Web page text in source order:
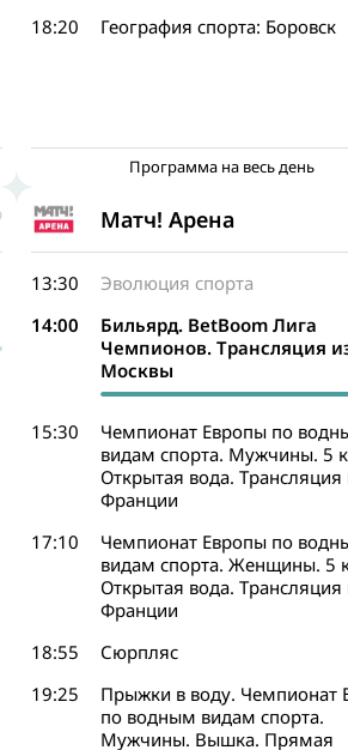
18:20
География спорта: Боровск
Программа на весь день
Матч! Арена
13:30
Эволюция спорта
14:00
Бильярд. BetBoom Лига
Чемпионов. Трансляция
Москвы
15:30
Чемпионат Европы по
видам спорта. Мужчины. 5
Открытая вода. Трансляция
Франции
17:10
Чемпионат Европы по
видам спорта. Женщины. 5
Открытая вода. Трансляция
Франции
18:55
Сюрпляс
19:25
Прыжки в воду. Чемпионат
по водным видам спорта.
Мужчины. Вышка. Прямая